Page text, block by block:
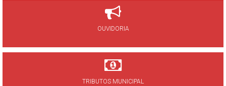
OUVIDORIA
TRIBUTOS MUNICIPAL